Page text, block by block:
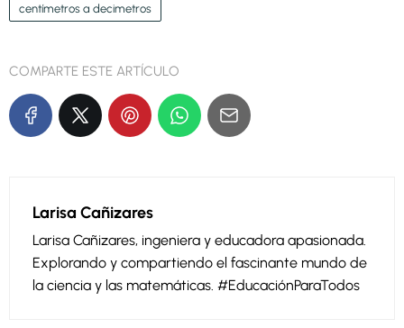
centímetros a decimetros
COMPARTE ESTE ARTÍCULO
Larisa Cañizares
Larisa Cañizares, ingeniera y educadora apasionada.
Explorando y compartiendo el fascinante mundo de
la ciencia y las matemáticas. #EducaciónParaTodos